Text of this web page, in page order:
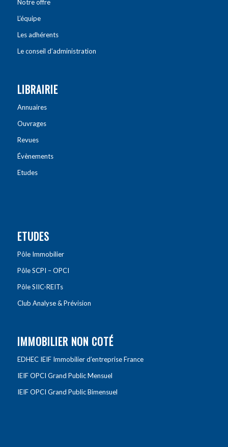
Notre offre
L’équipe
Les adhérents
Le conseil d’administration
LIBRAIRIE
Annuaires
Ouvrages
Revues
Évènements
Etudes
ETUDES
Pôle Immobilier
Pôle SCPI – OPCI
Pôle SIIC-REITs
Club Analyse & Prévision
IMMOBILIER NON COTÉ
EDHEC IEIF Immobilier d’entreprise France
IEIF OPCI Grand Public Mensuel
IEIF OPCI Grand Public Bimensuel